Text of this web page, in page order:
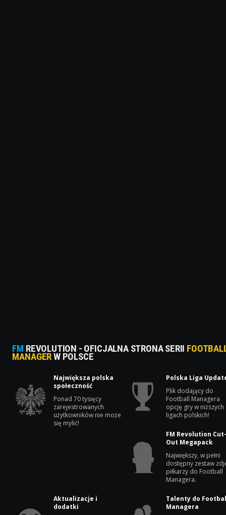
FM REVOLUTION - OFICJALNA STRONA SERII
MANAGERW POLSCE
Największa polska
społeczność
Ponad 70 tysięcy
zarejestrowanych
użytkowników nie może
się mylić!
Polska Liga
Plik dodający do
Football Managera
opcję gry w niższych
ligach polskich!
FM Revolution
Out Megapack
Największy, w pełni
dostępny zestaw
piłkarzy do Football
Managera.
Aktualizacje i
dodatki
Talenty do
Managera